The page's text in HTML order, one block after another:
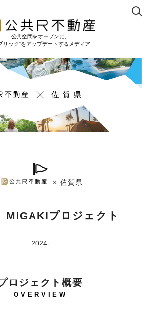
公共空間をオープンに。
リック"をアップデートするメディア
× 佐賀県
プロジェクト
2024-
ロジェクト概要
OVERVIEW